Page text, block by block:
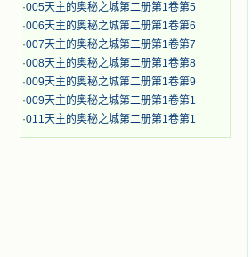
·005天主的奥秘之城第二册第1卷第5
·006天主的奥秘之城第二册第1卷第6
·007天主的奥秘之城第二册第1卷第7
·008天主的奥秘之城第二册第1卷第8
·009天主的奥秘之城第二册第1卷第9
·009天主的奥秘之城第二册第1卷第1
·011天主的奥秘之城第二册第1卷第1